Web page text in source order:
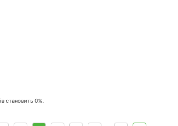
становить 0%.